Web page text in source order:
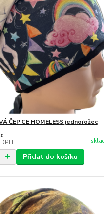
ČEPICE HOMELESS jednorožec
Přidat do košíku